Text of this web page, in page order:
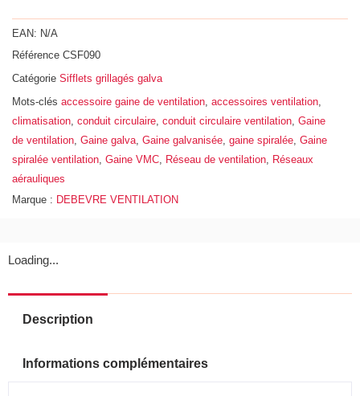
grillagé,
galvanisé
Z275,
Ø
900
EAN: N/A
Référence CSF090
Catégorie Sifflets grillagés galva
Mots-clés accessoire gaine de ventilation accessoires ventilation
climatisation conduit circulaire conduit circulaire ventilation Gaine
de ventilation Gaine galva Gaine galvanisée gaine spiralée Gaine
spiralée ventilation Gaine VMC Réseau de ventilation Réseaux
aérauliques
Marque : DEBEVRE VENTILATION
Loading...
Description
Informations complémentaires